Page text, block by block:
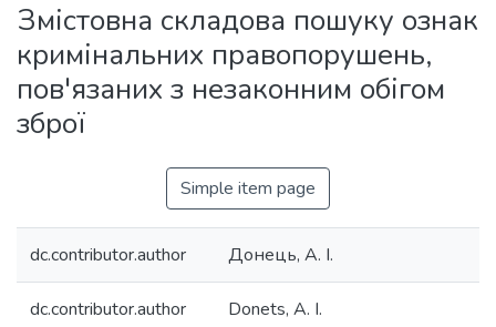
Змістовна складова пошуку ознак
кримінальних правопорушень,
пов'язаних з незаконним обігом
зброї
Simple item page
dc.contributor.author Донець, А. І.
dc.contributor.author Donets, A. I.